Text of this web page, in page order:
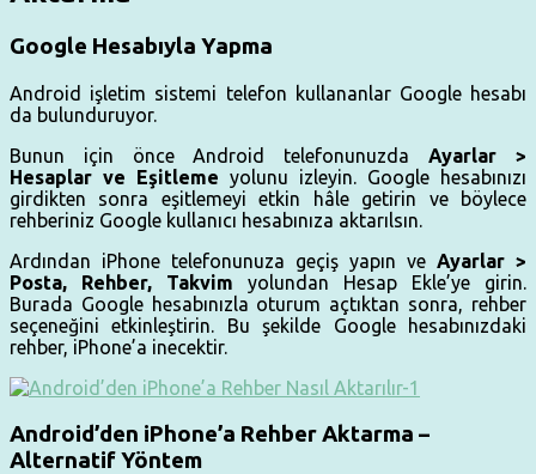
Google Hesabıyla Yapma
Android işletim sistemi telefon kullananlar Google hesabı
da bulunduruyor.
Bunun için önce Android telefonunuzdaAyarlar >
Hesaplar ve Eşitleme yolunu izleyin. Google hesabınızı
girdikten sonra eşitlemeyi etkin hâle getirin ve böylece
rehberiniz Google kullanıcı hesabınıza aktarılsın.
Ardından iPhone telefonunuza geçiş yapın ve Ayarlar >
Posta, Rehber, Takvim yolundan Hesap Ekle’ye girin.
Burada Google hesabınızla oturum açtıktan sonra, rehber
seçeneğini etkinleştirin. Bu şekilde Google hesabınızdaki
rehber, iPhone’a inecektir.
Android’den iPhone’a Rehber Aktarma –
Alternatif Yöntem